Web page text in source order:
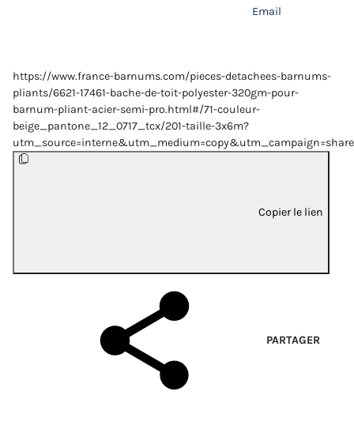
Email
https://www.france-barnums.com/pieces-detachees-barnums-
pliants/6621-17461-bache-de-toit-polyester-320gm-pour-
barnum-pliant-acier-semi-pro.html#/71-couleur-
beige_pantone_12_0717_tcx/201-taille-3x6m?
Copier le lien
PARTAGER